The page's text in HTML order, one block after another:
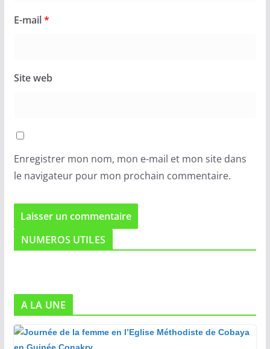
E-mail*
Site web
Enregistrer mon nom, mon e-mail et mon site dans
le navigateur pour mon prochain commentaire.
NUMEROS UTILES
A LA UNE